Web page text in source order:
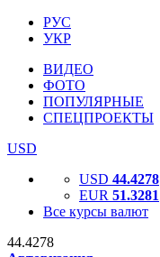
РУС
УКР
ВИДЕО
ФОТО
ПОПУЛЯРНЫЕ
СПЕЦПРОЕКТЫ
USD
USD 44.4278
EUR 51.3281
Все курсы валют
44.4278